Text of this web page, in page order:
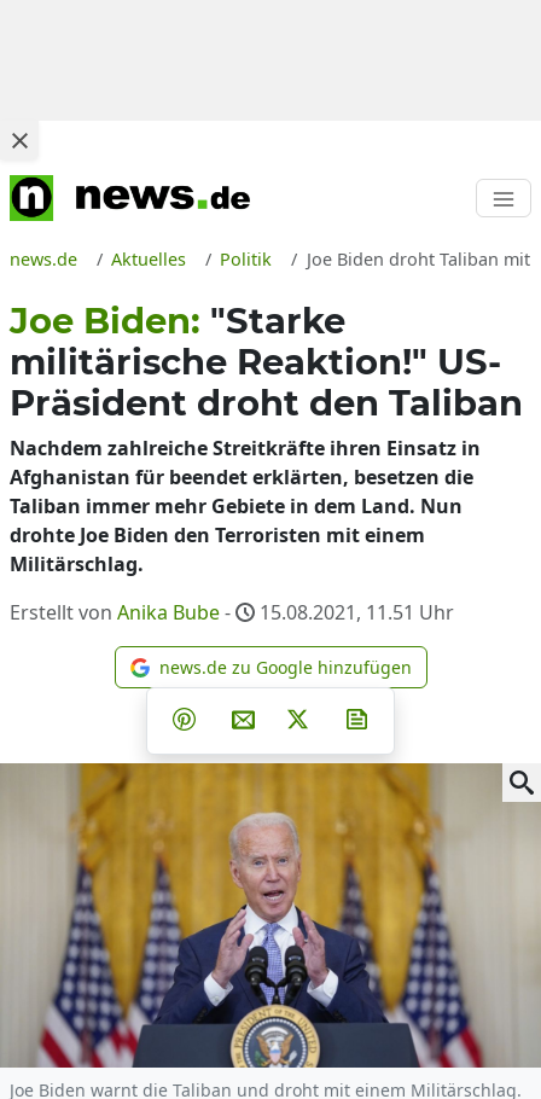
news.de Aktuelles Politik Joe Biden droht Taliban mit
Joe Biden: "Starke
militärische Reaktion!" US-
Präsident droht den Taliban
Nachdem zahlreiche Streitkräfte ihren Einsatz in
Afghanistan für beendet erklärten, besetzen die
Taliban immer mehr Gebiete in dem Land. Nun
drohte Joe Biden den Terroristen mit einem
Militärschlag.
Erstellt von Anika Bube- 15.08.2021, 11.51 Uhr
news.de zu Google
news.de zu Google hinzufügen
Teilen auf Facebook
Teilen auf Whatsapp
Teilen auf Telegram
Teilen auf Pinterest
Per E-Mail teilen
Post auf X
Joe Biden warnt die Taliban und droht mit einem Militärschlag.